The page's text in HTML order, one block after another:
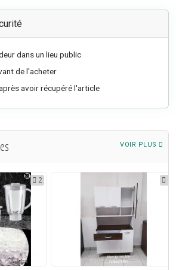
dans un lieu public
de l'acheter
avoir récupéré l'article
VOIR PLUS
2